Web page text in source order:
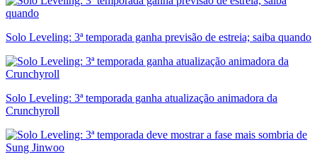
Solo Leveling: 3ª temporada ganha previsão de estreia; saiba quando
Solo Leveling: 3ª temporada ganha atualização animadora da
Crunchyroll